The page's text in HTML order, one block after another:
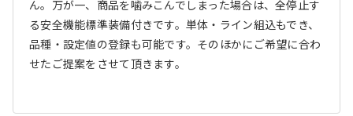
ん。万が一、商品を噛みこんでしまった場合は、全停止す
る安全機能標準装備付きです。単体・ライン組込もでき、
品種・設定値の登録も可能です。そのほかにご希望に合わ
せたご提案をさせて頂きます。